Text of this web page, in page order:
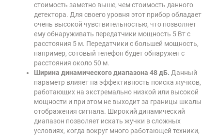
стоимость заметно выше, чем стоимость данного
детектора. Для своего уровня этот прибор обладает
очень высокой чувствительностью, что позволяет
ему обнаруживать передатчики мощность 5 Вт с
расстояния 5 м. Передатчики с большей мощность,
например, сотовый телефон будет обнаружен с
расстояния около 50 м.
Ширина динамического диапазона 48 дБ. Данный
параметр влияет на эффективность поиска жучков,
работающих на экстремально низкой или высокой
мощности и при этом не выходит за границы шкалы
отображения сигнала. Широкий динамический
диапазон позволяет искать жучки в сложных
условиях, когда вокруг много работающей техники,